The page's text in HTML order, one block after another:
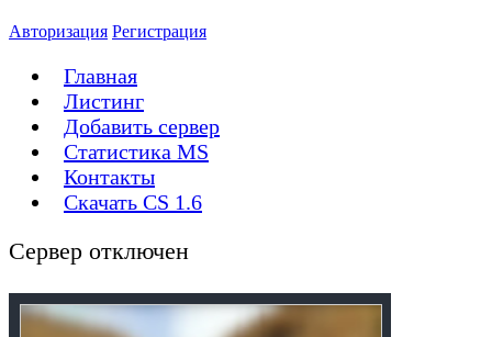
Авторизация Регистрация
Главная
Листинг
Добавить сервер
Статистика MS
Контакты
Скачать CS 1.6
Сервер отключен